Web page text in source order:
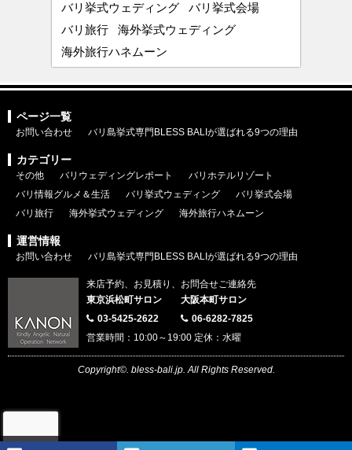
バリ挙式ウェディング
バリ挙式会場
バリ旅行
海外挙式ウェディング
海外旅行ハネムーン
ページ一覧
お問い合わせ バリ島挙式専門BLESS BALIが選ばれる9つの理由
カテゴリー
その他 バリウェディングレポート
バリホテルリゾート
バリ情報グルメ＆生活
バリ挙式ウェディング
バリ挙式会場
バリ旅行
海外挙式ウェディング 海外旅行ハネムーン
運営情報
お問い合わせ バリ島挙式専門BLESS BALIが選ばれる9つの理由
来店予約、お見積り、お問合せご連絡先
東京浜松町サロン
03-5425-2622
大阪本町サロン
06-6282-7825
営業時間：10:00～19:00 定休：水曜
Copyright©. bless-bali.jp. All Rights Reserved.